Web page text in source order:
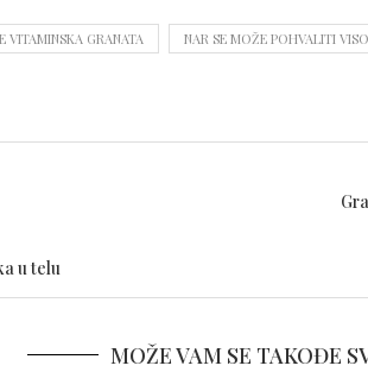
VITAMINSKA GRANATA NAR SE MOŽE POHVALITI
u telu
MOŽE VAM SE TAKOĐE